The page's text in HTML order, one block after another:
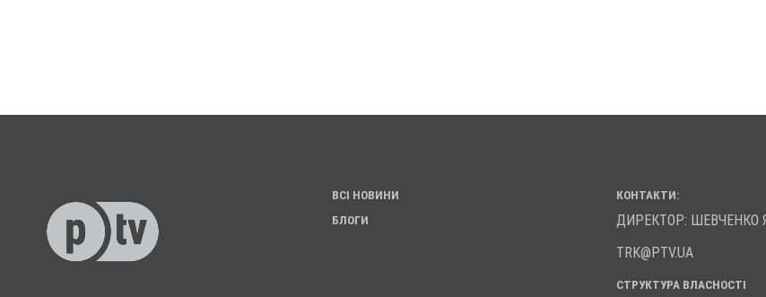
ВСІ НОВИНИ
БЛОГИ
КОНТАКТИ:
ДИРЕКТОР: ШЕВЧЕНКО
TRK@PTV.UA
СТРУКТУРА ВЛАСНОСТІ